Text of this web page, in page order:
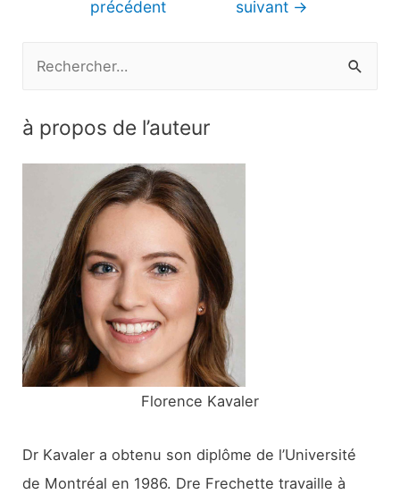
précédent
suivant →
h
:
à propos de l’auteur
Florence Kavaler
Dr Kavaler a obtenu son diplôme de l’Université
de Montréal en 1986. Dre Frechette travaille à